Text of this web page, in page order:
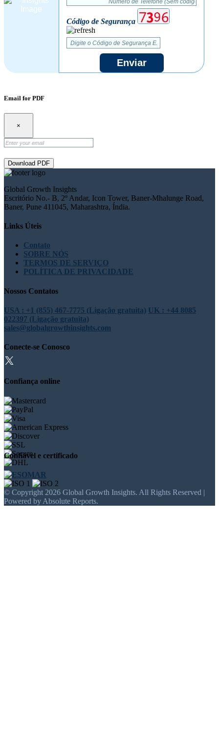
Código de Segurança
Enviar
Email for PDF
×
Download PDF
Global Growth Insights
Escritório No.- B, 2º Andar, Icon Tower, Baner-Mhalunge Road,
Baner, Pune 411045, Maharashtra, Índia.
Links Úteis
Contato
SOBRE NÓS
TERMOS DE SERVIÇO
POLÍTICA DE PRIVACIDADE
Nossos Contatos
USA : +1 (855) 467-7775 (Ligação gratuita) UK : +44 8085
022397 (Ligação gratuita)
sales@globalgrowthinsights.com
Conecte-se Conosco
Confiança online
Confiável e certificado
© Copyright 2026 Global Growth Insights. All Rights Reserved |
Powered by Absolute Reports.